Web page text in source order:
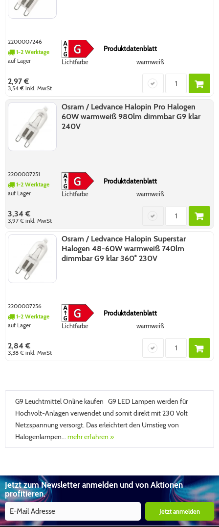
2200007246
1-2 Werktage
auf Lager
Produktdatenblatt
Lichtfarbe warmweiß
2,97 €
3,54 €inkl. MwSt
Osram / Ledvance Halopin Pro Halogen
60W warmweiß 980lm dimmbar G9 klar
240V
2200007251
1-2 Werktage
auf Lager
Produktdatenblatt
Lichtfarbe warmweiß
3,34 €
3,97 €inkl. MwSt
Osram / Ledvance Halopin Superstar
Halogen 48-60W warmweiß 740lm
dimmbar G9 klar 360° 230V
2200007256
1-2 Werktage
auf Lager
Produktdatenblatt
Lichtfarbe warmweiß
2,84 €
3,38 €inkl. MwSt
G9 Leuchtmittel Online kaufen G9 LED Lampen werden für
Hochvolt-Anlagen verwendet und somit direkt mit 230 Volt
Netzspannung versorgt. Das erleichtert den Umstieg von
Halogenlampen...mehr erfahren »
Jetzt zum Newsletter anmelden und von Aktionen
profitieren.
Jetzt anmelden